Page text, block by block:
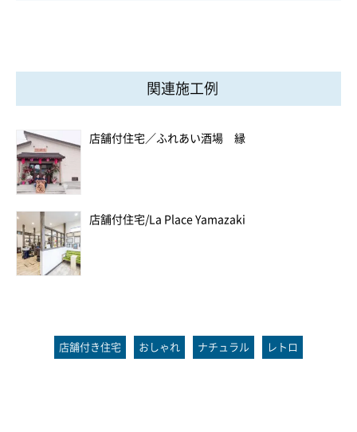
関連施工例
店舗付住宅／ふれあい酒場 縁
店舗付住宅/La Place Yamazaki
店舗付き住宅 おしゃれ ナチュラル レトロ